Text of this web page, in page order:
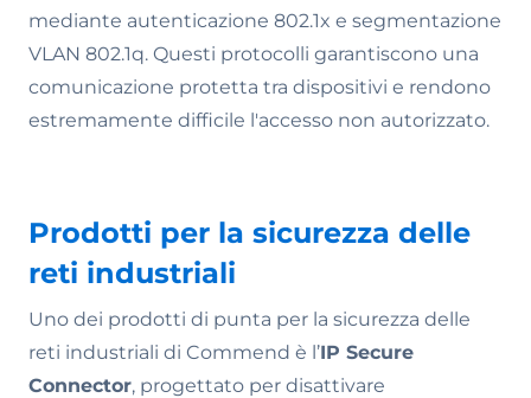
mediante autenticazione 802.1x e segmentazione
VLAN 802.1q. Questi protocolli garantiscono una
comunicazione protetta tra dispositivi e rendono
estremamente difficile l'accesso non autorizzato.
Prodotti per la sicurezza delle
reti industriali
Uno dei prodotti di punta per la sicurezza delle
reti industriali di Commend è l’IP Secure
Connector, progettato per disattivare